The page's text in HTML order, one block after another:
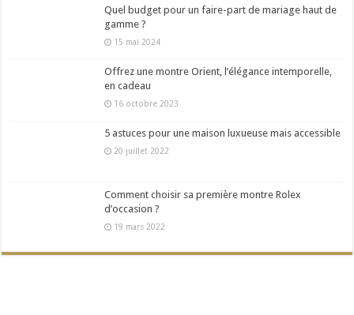
Quel budget pour un faire-part de mariage haut de
gamme ?
15 mai 2024
Offrez une montre Orient, l’élégance intemporelle,
en cadeau
16 octobre 2023
5 astuces pour une maison luxueuse mais accessible
20 juillet 2022
Comment choisir sa première montre Rolex
d’occasion ?
19 mars 2022